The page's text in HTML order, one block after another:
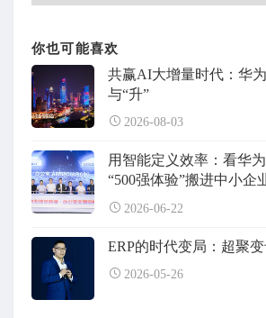
你也可能喜欢
共赢AI大增量时代：华
与“升”
2026-08-03
用智能定义效率：看华
“500强体验”搬进中小企
2026-06-22
ERP的时代变局：超聚
2026-05-26